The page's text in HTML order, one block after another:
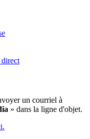
un courriel à
» dans la ligne d'objet.